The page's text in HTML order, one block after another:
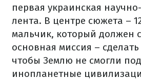
первая украинская
лента. В центре сюжета –
мальчик, который должен
основная миссия – сделать
чтобы Землю не смогли
инопланетные